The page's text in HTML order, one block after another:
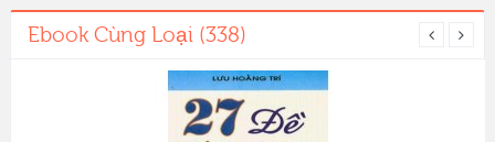
Ebook Cùng Loại (338)